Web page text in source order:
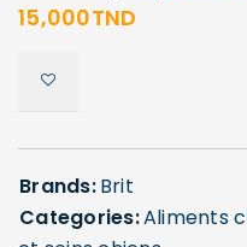
15,000TND
Brands:Brit
Categories:Aliments